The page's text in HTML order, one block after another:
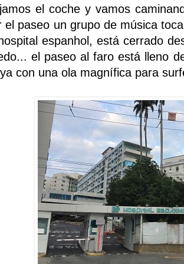
el coche y vamos
el paseo un grupo de música
espanhol, está cerrado
el paseo al faro está lleno
con una ola magnífica para